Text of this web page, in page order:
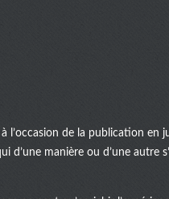
l’occasion de la publication en
d’une manière ou d’une autre